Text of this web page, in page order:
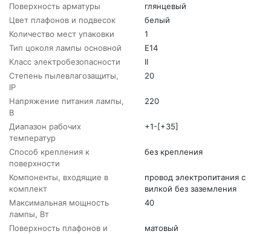
Поверхность арматуры
глянцевый
Цвет плафонов и подвесок
белый
Количество мест упаковки
1
Тип цоколя лампы основной
E14
Класс электробезопасности
II
Степень пылевлагозащиты,
IP
20
Напряжение питания лампы,
В
220
Диапазон рабочих
температур
+1-[+35]
Способ крепления к
поверхности
без крепления
Компоненты, входящие в
комплект
провод электропитания с
вилкой без заземления
Максимальная мощность
лампы, Вт
40
Поверхность плафонов и
матовый